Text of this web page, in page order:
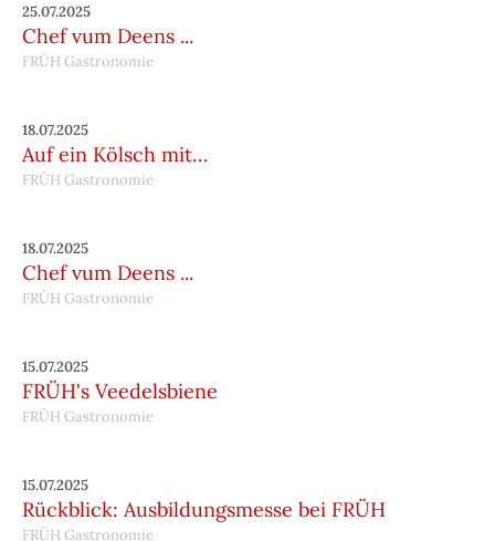
25.07.2025
Chef vum Deens ...
FRÜH Gastronomie
18.07.2025
Auf ein Kölsch mit…
FRÜH Gastronomie
18.07.2025
Chef vum Deens ...
FRÜH Gastronomie
15.07.2025
FRÜH's Veedelsbiene
FRÜH Gastronomie
15.07.2025
Rückblick: Ausbildungsmesse bei FRÜH
FRÜH Gastronomie